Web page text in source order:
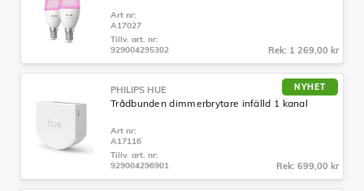
Art nr:
A17027
Tillv. art. nr:
929004295302
Rek: 1 269,00 kr
NYHET
PHILIPS HUE
Trådbunden dimmerbrytare infälld 1 kanal
Art nr:
A17116
Tillv. art. nr:
929004296901
Rek: 699,00 kr